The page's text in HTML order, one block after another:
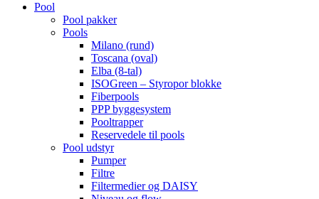
Pool
Pool pakker
Pools
Milano (rund)
Toscana (oval)
Elba (8-tal)
ISOGreen – Styropor blokke
Fiberpools
PPP byggesystem
Pooltrapper
Reservedele til pools
Pool udstyr
Pumper
Filtre
Filtermedier og DAISY